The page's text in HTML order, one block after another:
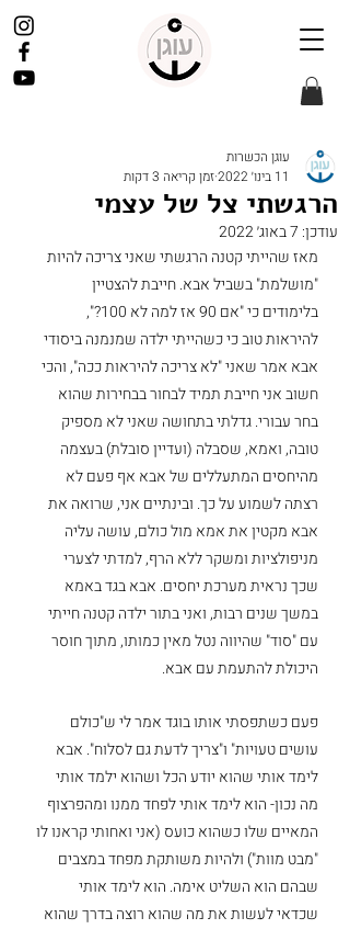
הרגשתי צל של עצמי
עוגן הכשרות
11 בינו׳ 2022
זמן קריאה 3 דקות
עודכן: 7 באוג׳ 2022
מאז שהייתי קטנה הרגשתי שאני צריכה להיות
"מושלמת" בשביל אבא. חייבת להצטיין
בלימודים כי "אם 90 אז למה לא 100?",
להיראות טוב כי כשהייתי ילדה שמנמנה ביסודי
אבא אמר שאני "לא צריכה להיראות ככה", והכי
חשוב אני חייבת תמיד לבחור בבחירות שהוא
בחר עבורי. גדלתי בתחושה שאני לא מספיק
טובה, ואמא, שסבלה (ועדיין סובלת) בעצמה
מהיחסים המתעללים של אבא אף פעם לא
רצתה לשמוע על כך. ובינתיים אני, שרואה את
אבא מקטין את אמא מול כולם, עושה עליה
מניפולציות ומשקר ללא הרף, למדתי לצערי
שכך נראית מערכת יחסים. אבא בגד באמא
במשך שנים רבות, ואני בתור ילדה קטנה חייתי
עם "סוד" שהיווה נטל מאין כמותו, מתוך חוסר
היכולת להתעמת עם אבא.
פעם כשתפסתי אותו בוגד אמר לי ש"כולם
עושים טעויות" ו"צריך לדעת גם לסלוח". אבא
לימד אותי שהוא יודע הכל ושהוא ילמד אותי
מה נכון- הוא לימד אותי לפחד ממנו ומהפרצוף
המאיים שלו כשהוא כועס (אני ואחותי קראנו לו
"מבט מוות") ולהיות משותקת מפחד במצבים
שבהם הוא השליט אימה. הוא לימד אותי
שכדאי לעשות את מה שהוא רוצה בדרך שהוא